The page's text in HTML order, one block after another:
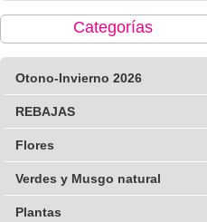
Categorías
Otono-Invierno 2026
REBAJAS
Flores
Verdes y Musgo natural
Plantas